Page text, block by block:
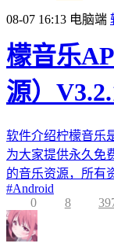
08-07 16:13 电脑端
檬音乐
源）
软件介绍柠檬音乐
为大家提供永久免
的音乐资源，所有
#Android
0
8